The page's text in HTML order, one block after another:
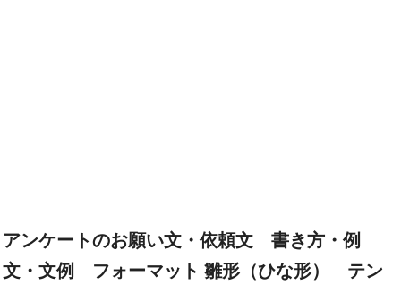
アンケートのお願い文・依頼文 書き方・例
文・文例 フォーマット 雛形（ひな形） テン